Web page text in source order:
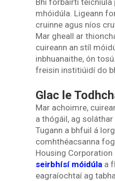
mhóidúla. Ligeann
cruinne agus níos
Mar gheall ar
cuireann an stíl
inbhuanaithe, ón
freisin institiúidí do
Glac le
Mar achoimre,
a thógáil, ag
Tugann a bhfuil á
comhthéacsanna
Housing
seirbhísí móidúla a
eagraíochtaí ag